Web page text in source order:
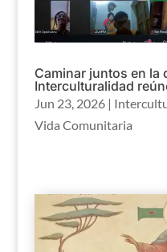
Caminar juntos en la
Interculturalidad
Jun 23, 2026|
Vida Comunitaria